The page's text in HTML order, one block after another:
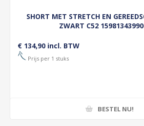
SHORT MET STRETCH EN
ZWART C52
€ 134,90 incl. BTW
Prijs per 1 stuks
BESTEL NU!